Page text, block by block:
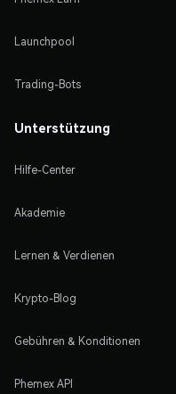
Launchpool
Trading-Bots
Unterstützung
Hilfe-Center
Akademie
Lernen & Verdienen
Krypto-Blog
Gebühren & Konditionen
Phemex API